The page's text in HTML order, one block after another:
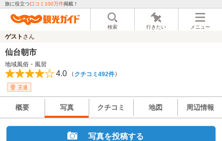
旅に役立つ口コミ100万件掲載！
検索 行きたい メニュー
ゲスト さん
仙台朝市
地域風俗・風習
4.0 （ クチコミ492件）
王道
概要 写真 クチコミ 地図 周辺情報
写真を投稿する